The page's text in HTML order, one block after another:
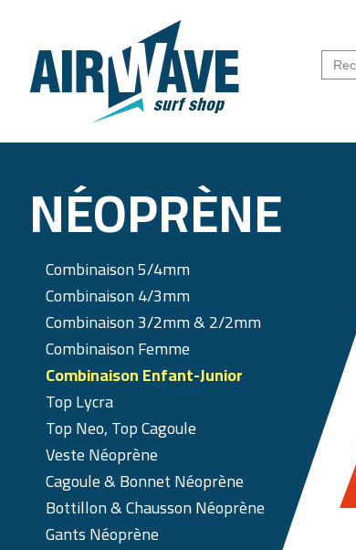
NÉOPRÈNE
Combinaison 5/4mm
Combinaison 4/3mm
Combinaison 3/2mm & 2/2mm
Combinaison Femme
Combinaison Enfant-Junior
Top Lycra
Top Neo, Top Cagoule
Veste Néoprène
Cagoule & Bonnet Néoprène
Bottillon & Chausson Néoprène
Gants Néoprène